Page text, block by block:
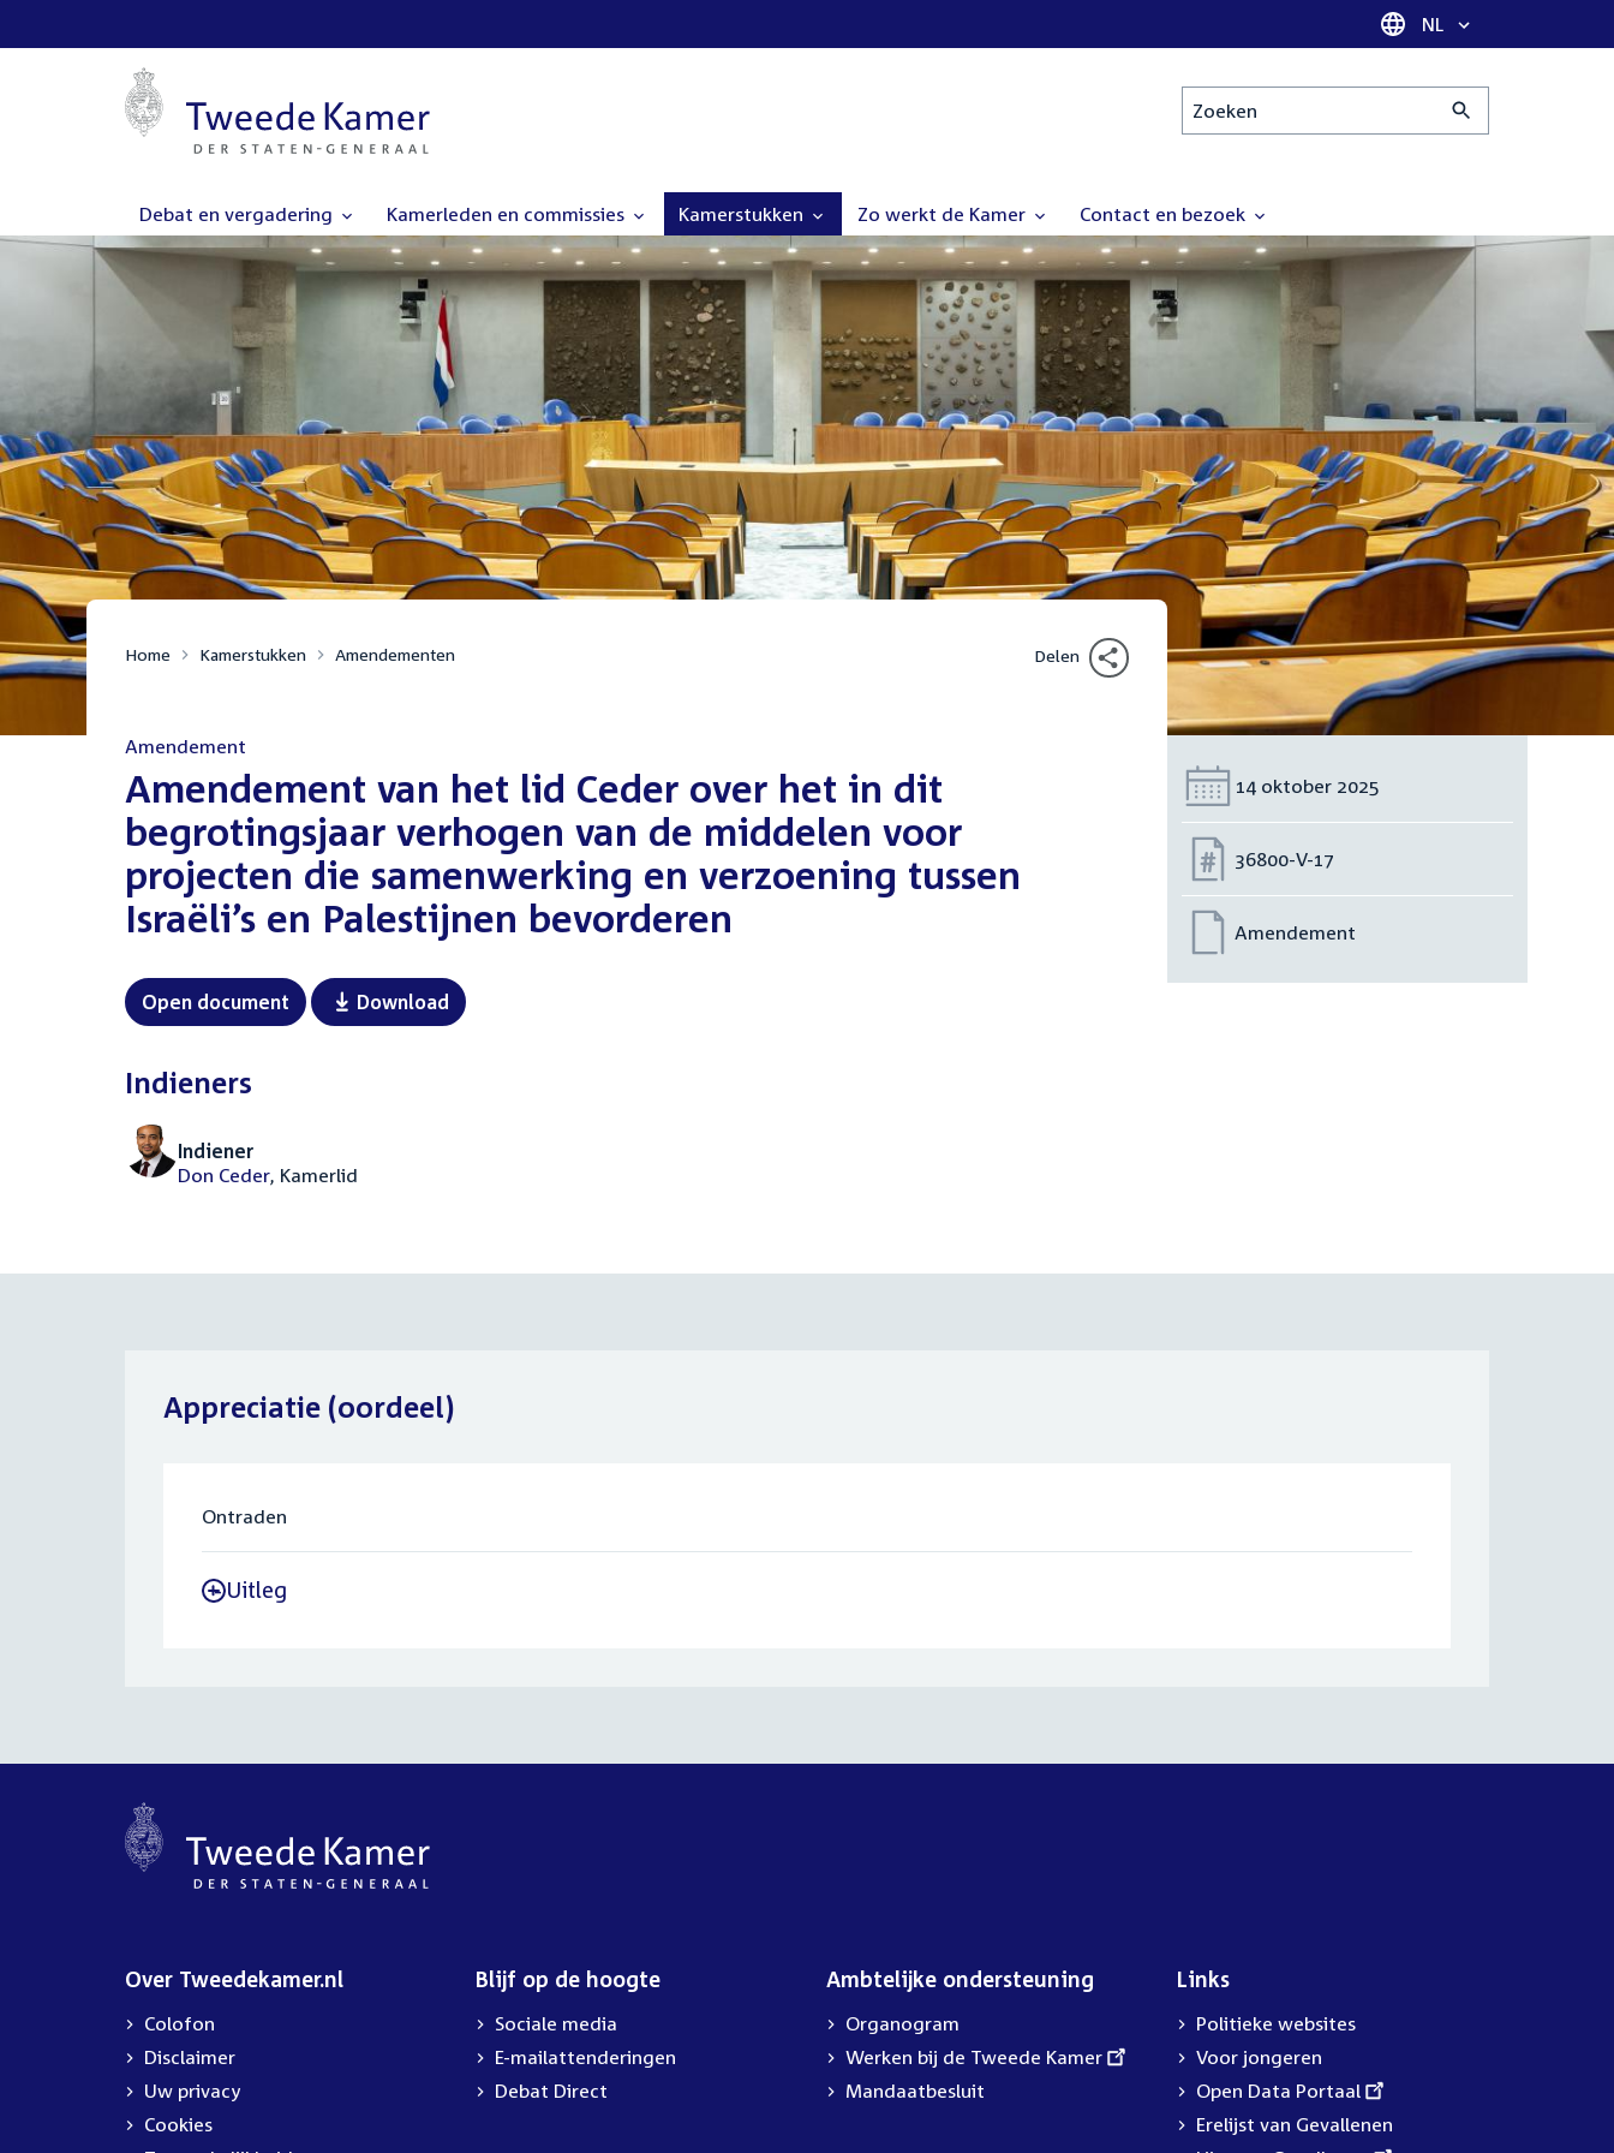
Taal selectie
NL
Zoeken
Debat en vergadering Kamerleden en commissies Kamerstukken Zo werkt de Kamer Contact en bezoek
Home Kamerstukken Amendementen Delen
Amendement
Amendement van het lid Ceder over het in dit
begrotingsjaar verhogen van de middelen voor
projecten die samenwerking en verzoening tussen
Israëli’s en Palestijnen bevorderen
Open document Download
Indieners
Indiener
Don Ceder, Kamerlid
Datum:
14 oktober 2025
Nummer:
36800-V-17
Amendement
Appreciatie (oordeel)
Ontraden
- Uitleg
Over Tweedekamer.nl
Colofon
Disclaimer
Uw privacy
Cookies
Blijf op de hoogte
Sociale media
E-mailattenderingen
Debat Direct
Ambtelijke ondersteuning
Organogram
External
link:
Werken bij de Tweede Kamer
Mandaatbesluit
Links
Politieke websites
Voor jongeren
External
link:
Open Data Portaal
Erelijst van Gevallenen